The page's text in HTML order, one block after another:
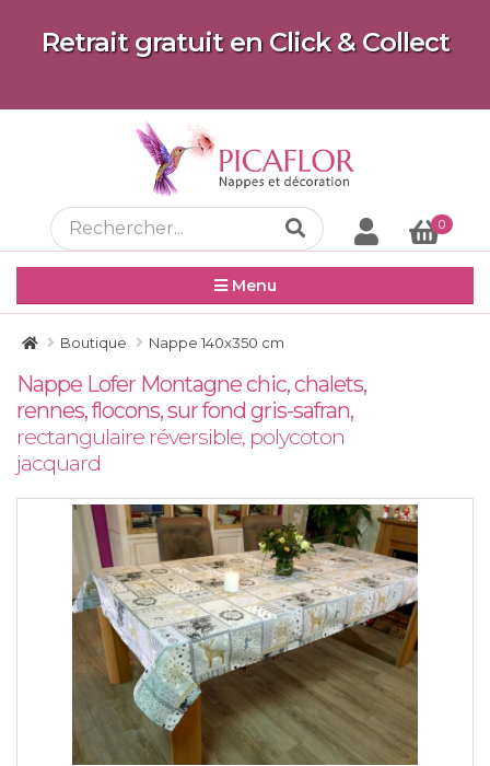
Retrait gratuit en Click & Collect
0
Menu
Boutique Nappe 140x350 cm
Nappe Lofer Montagne chic, chalets,
rennes, flocons, sur fond gris-safran,
rectangulaire réversible, polycoton
jacquard